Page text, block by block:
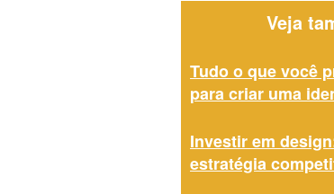
Veja
Tudo o que você
para criar uma
Investir em
estratégia